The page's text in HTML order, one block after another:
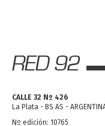
CALLE 32 Nº 426
La Plata - BS AS -
Nº edición: 10765